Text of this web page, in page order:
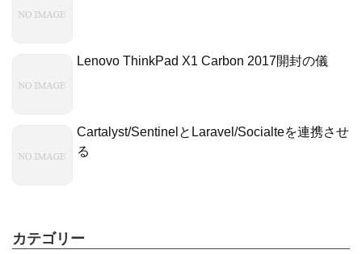
Lenovo ThinkPad X1 Carbon 2017開封の儀
Cartalyst/SentinelとLaravel/Socialteを連携させ
る
カテゴリー